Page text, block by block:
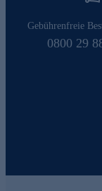
Gebührenfreie
0800 29